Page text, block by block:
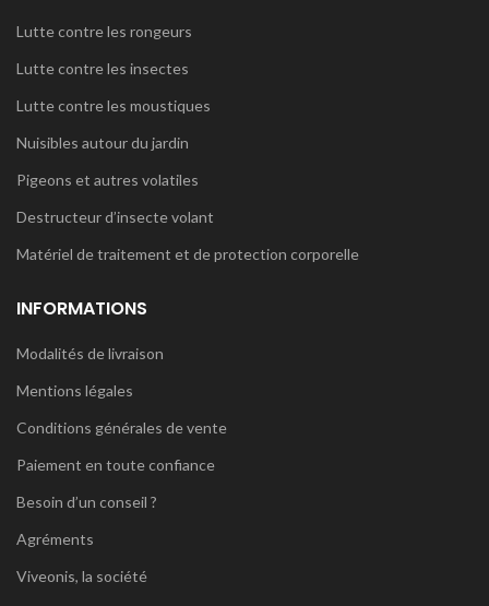
Lutte contre les rongeurs
Lutte contre les insectes
Lutte contre les moustiques
Nuisibles autour du jardin
Pigeons et autres volatiles
Destructeur d’insecte volant
Matériel de traitement et de protection corporelle
INFORMATIONS
Modalités de livraison
Mentions légales
Conditions générales de vente
Paiement en toute confiance
Besoin d’un conseil ?
Agréments
Viveonis, la société